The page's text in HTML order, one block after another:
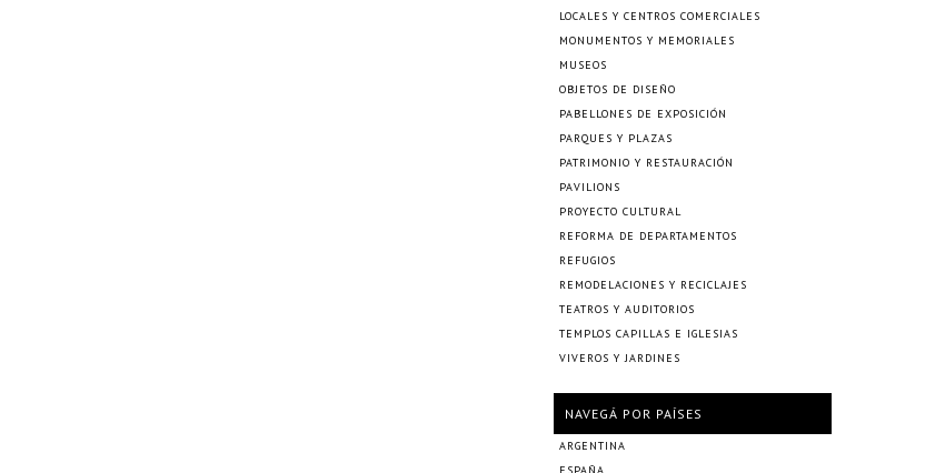
LOCALES Y CENTROS COMERCIALES
MONUMENTOS Y MEMORIALES
MUSEOS
OBJETOS DE DISEÑO
PABELLONES DE EXPOSICIÓN
PARQUES Y PLAZAS
PATRIMONIO Y RESTAURACIÓN
PAVILIONS
PROYECTO CULTURAL
REFORMA DE DEPARTAMENTOS
REFUGIOS
REMODELACIONES Y RECICLAJES
TEATROS Y AUDITORIOS
TEMPLOS CAPILLAS E IGLESIAS
VIVEROS Y JARDINES
NAVEGÁ POR PAÍSES
ARGENTINA